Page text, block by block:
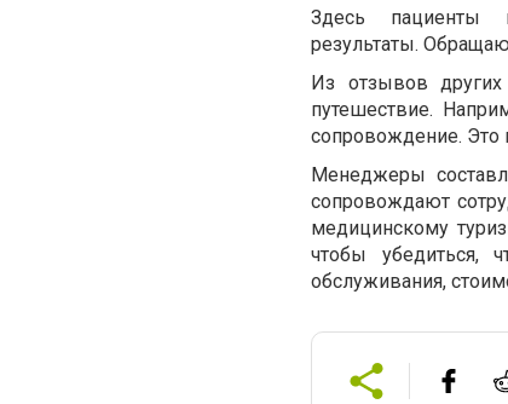
Здесь пациенты
результаты.
Из отзывов
путешествие.
сопровождение. Это
Менеджеры
сопровождают
медицинскому
чтобы убедиться,
обслуживания,